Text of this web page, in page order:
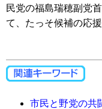
民党の福島瑞穂副党
て、たっそ候補の応
市民と野党の共